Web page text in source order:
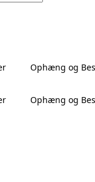
Ophæng og
Ophæng og